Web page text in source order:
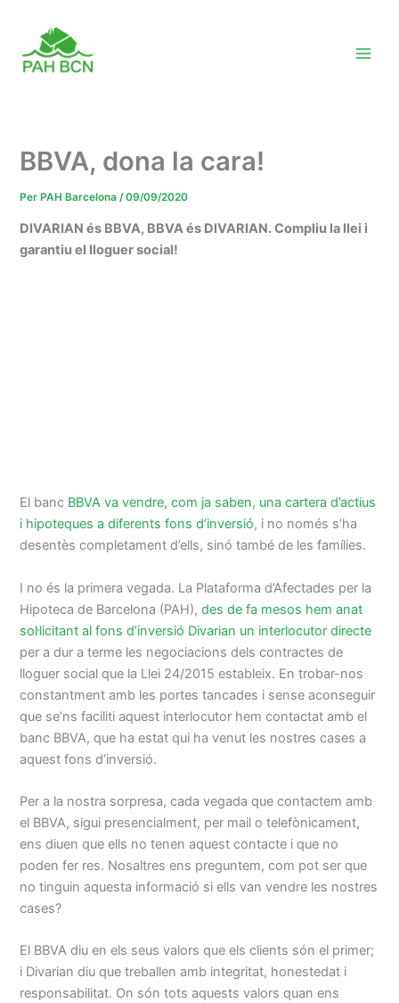
contingut
BBVA, dona la cara!
Per PAH Barcelona/09/09/2020
DIVARIAN és BBVA, BBVA és DIVARIAN. Compliu la llei i
garantiu el lloguer social!
El banc BBVA va vendre, com ja saben, una cartera d’actius
i hipoteques a diferents fons d’inversió, i no només s’ha
desentès completament d’ells, sinó també de les famílies.
I no és la primera vegada. La Plataforma d’Afectades per la
Hipoteca de Barcelona (PAH),des de fa mesos hem anat
sol·licitant al fons d’inversió Divarian un interlocutor directe
per a dur a terme les negociacions dels contractes de
lloguer social que la Llei 24/2015 estableix. En trobar-nos
constantment amb les portes tancades i sense aconseguir
que se’ns faciliti aquest interlocutor hem contactat amb el
banc BBVA, que ha estat qui ha venut les nostres cases a
aquest fons d’inversió.
Per a la nostra sorpresa, cada vegada que contactem amb
el BBVA, sigui presencialment, per mail o telefònicament,
ens diuen que ells no tenen aquest contacte i que no
poden fer res. Nosaltres ens preguntem, com pot ser que
no tinguin aquesta informació si ells van vendre les nostres
cases?
El BBVA diu en els seus valors que els clients són el primer;
i Divarian diu que treballen amb integritat, honestedat i
responsabilitat. On són tots aquests valors quan ens